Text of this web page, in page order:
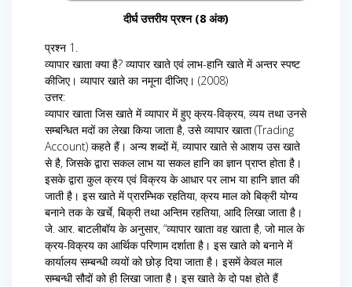
दीर्घ उत्तरीय प्रश्न (8 अंक)
प्रश्न 1.
व्यापार खाता क्या है? व्यापार खाते एवं लाभ-हानि खाते में अन्तर स्पष्ट
कीजिए। व्यापार खाते का नमूना दीजिए। (2008)
उत्तर:
व्यापार खाता जिस खाते में व्यापार में हुए क्रय-विक्रय, व्यय तथा उनसे
सम्बन्धित मदों का लेखा किया जाता है, उसे व्यापार खाता (Trading
Account) कहते हैं। अन्य शब्दों में, व्यापार खाते से आशय उस खाते
से है, जिसके द्वारा सकल लाभ या सकल हानि का ज्ञान प्राप्त होता है।
इसके द्वारा कुल क्रय एवं विक्रय के आधार पर लाभ या हानि ज्ञात की
जाती है। इस खाते में प्रारम्भिक रहतिया, क्रय माल को बिक्री योग्य
बनाने तक के खर्चे, बिक्री तथा अन्तिम रहतिया, आदि लिखा जाता है।
जे. आर. बाटलीबॉय के अनुसार, “व्यापार खाता वह खाता है, जो माल के
क्रय-विक्रय का आर्थिक परिणाम दर्शाता है। इस खाते को बनाने में
कार्यालय सम्बन्धी व्ययों को छोड़ दिया जाता है। इसमें केवल माल
सम्बन्धी सौदों को ही लिखा जाता है। इस खाते के दो पक्ष होते हैं